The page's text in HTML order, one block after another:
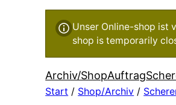
Unser Online-shop ist
shop is temporarily
Archiv/ShopAuftrag
Start / Shop/Archiv /